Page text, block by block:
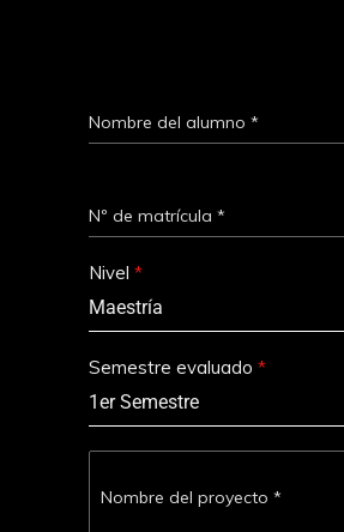
Nombre del alumno *
Nº de matrícula *
Nivel *
Maestría
Semestre evaluado *
1er Semestre
Nombre del proyecto *